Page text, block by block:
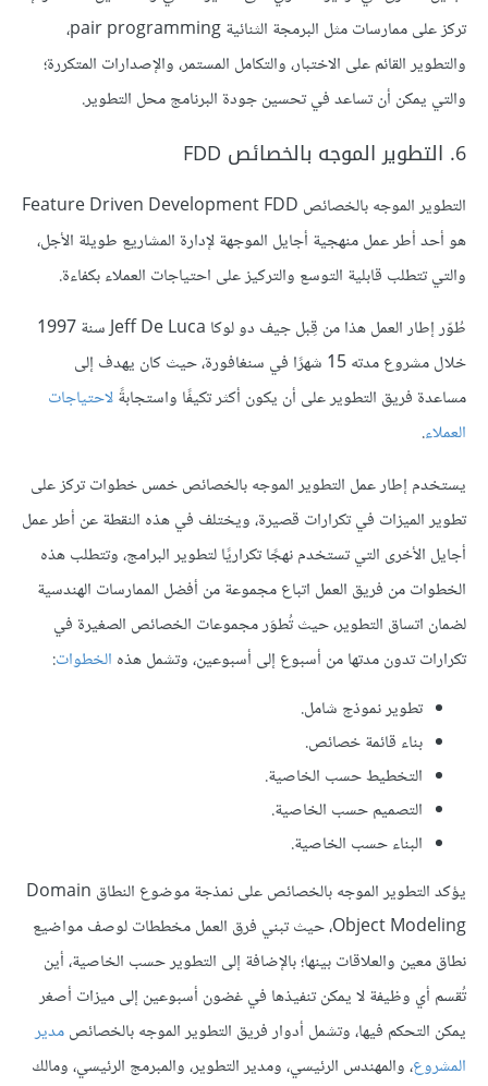
تركز على ممارسات مثل البرمجة الثنائية pair programming،
والتطوير القائم على الاختبار، والتكامل المستمر، والإصدارات المتكررة؛
والتي يمكن أن تساعد في تحسين جودة البرنامج محل التطوير.
6. التطوير الموجه بالخصائص FDD
التطوير الموجه بالخصائص Feature Driven Development FDD
هو أحد أطر عمل منهجية أجايل الموجهة لإدارة المشاريع طويلة الأجل،
والتي تتطلب قابلية التوسع والتركيز على احتياجات العملاء بكفاءة.
طُوّر إطار العمل هذا من قِبل جيف دو لوكا Jeff De Luca سنة 1997
خلال مشروع مدته 15 شهرًا في سنغافورة، حيث كان يهدف إلى
مساعدة فريق التطوير على أن يكون أكثر تكيفًا واستجابةًلاحتياجات
العملاء.
يستخدم إطار عمل التطوير الموجه بالخصائص خمس خطوات تركز على
تطوير الميزات في تكرارات قصيرة، ويختلف في هذه النقطة عن أطر عمل
أجايل الأخرى التي تستخدم نهجًا تكراريًا لتطوير البرامج، وتتطلب هذه
الخطوات من فريق العمل اتباع مجموعة من أفضل الممارسات الهندسية
لضمان اتساق التطوير، حيث تُطوَر مجموعات الخصائص الصغيرة في
تكرارات تدون مدتها من أسبوع إلى أسبوعين، وتشمل هذه الخطوات:
تطوير نموذج شامل.
بناء قائمة خصائص.
التخطيط حسب الخاصية.
التصميم حسب الخاصية.
البناء حسب الخاصية.
يؤكد التطوير الموجه بالخصائص على نمذجة موضوع النطاق Domain
Object Modeling، حيث تبني فرق العمل مخططات لوصف مواضيع
نطاق معين والعلاقات بينها؛ بالإضافة إلى التطوير حسب الخاصية، أين
تُقسم أي وظيفة لا يمكن تنفيذها في غضون أسبوعين إلى ميزات أصغر
يمكن التحكم فيها، وتشمل أدوار فريق التطوير الموجه بالخصائصمدير
المشروع، والمهندس الرئيسي، ومدير التطوير، والمبرمج الرئيسي، ومالك